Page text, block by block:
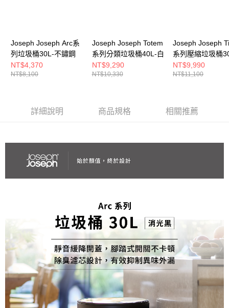
Joseph Joseph Arc系
列垃圾桶30L-不鏽鋼
NT$4,370
NT$8,100
Joseph Joseph Totem
系列分類垃圾桶40L-白
NT$9,290
NT$10,330
Joseph Joseph
系列壓縮垃圾桶
鏽鋼
NT$9,990
NT$11,100
詳細說明 商品規格 相關推薦